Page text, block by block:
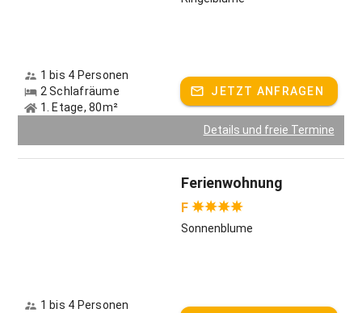
1 bis 4 Personen
2 Schlafräume
1. Etage, 80m²
JETZT ANFRAGEN
Details und freie Termine
Ferienwohnung
F
Sonnenblume
1 bis 4 Personen